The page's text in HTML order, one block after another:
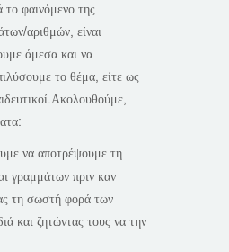
το φαινόμενο της
αριθμών, είναι
άμεσα και να
το θέμα, είτε ως
να αποτρέψουμε τη
γραμμάτων πριν καν
τη σωστή φορά των
και ζητώντας τους να την